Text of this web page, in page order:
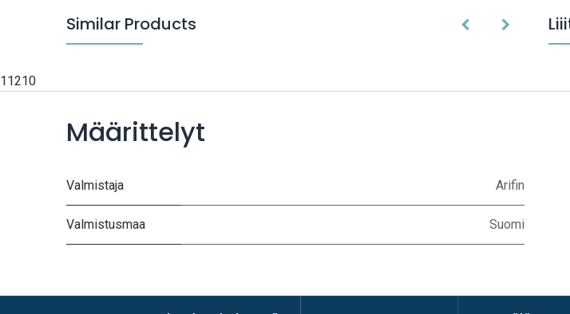
Similar Products
11210
Määrittelyt
Valmistaja Arifin
Valmistusmaa Suomi